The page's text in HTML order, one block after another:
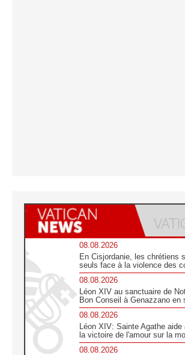
08.08.2026
En Cisjordanie, les chrétiens
seuls face à la violence des
08.08.2026
Léon XIV au sanctuaire de
Bon Conseil à Genazzano en
08.08.2026
Léon XIV: Sainte Agathe
la victoire de l'amour sur la
08.08.2026